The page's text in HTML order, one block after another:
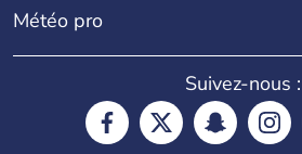
Météo pro
Suivez-nous :